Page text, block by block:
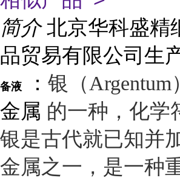
简介 北京华科盛精
品贸易有限公司生
备液 ： 银（Argentum
金属 的一种，化学
银是古代就已知并
金属之一，是一种